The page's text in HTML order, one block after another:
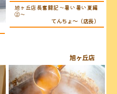
旭ヶ丘店長奮闘記〜暑い暑い夏編
②〜
てんちょ〜（店長）
旭ヶ丘店